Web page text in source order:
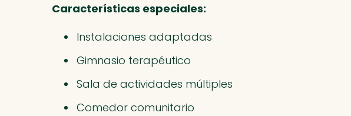
Características especiales:
Instalaciones adaptadas
Gimnasio terapéutico
Sala de actividades múltiples
Comedor comunitario